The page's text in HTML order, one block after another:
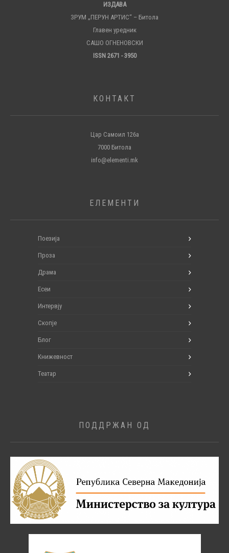
ИЗДАВА
ЗРУМ „ПЕРУН АРТИС“ – Битола
Главен уредник
САШО ОГНЕНОВСКИ
ISSN 2671 - 3950
КОНТАКТ
Цар Самоил 126а
7000 Битола
info@elementi.mk
ЕЛЕМЕНТИ
Поезија
Проза
Драма
Есеи
Интервју
Скопје
Блог
Книжевност
Театар
ПОДДРЖАН ОД